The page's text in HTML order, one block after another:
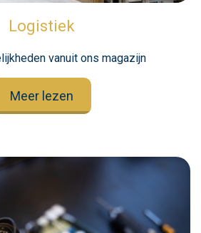
Logistiek
vanuit ons magazijn
Meer lezen